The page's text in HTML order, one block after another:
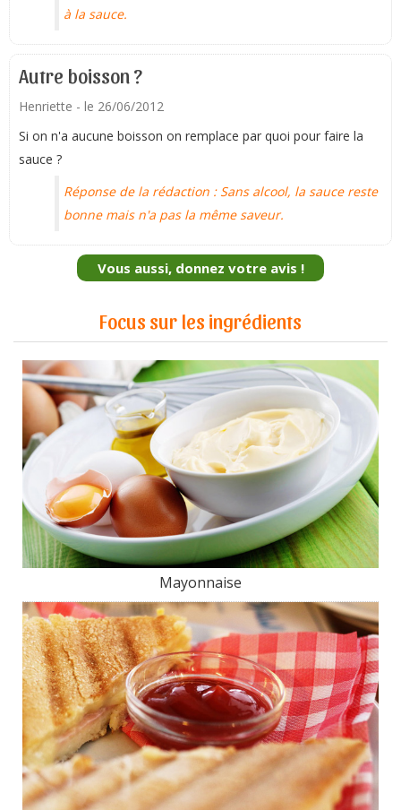
à la sauce.
Autre boisson ?
Henriette - le 26/06/2012
Si on n'a aucune boisson on remplace par quoi pour faire la
sauce ?
Réponse de la rédaction :Sans alcool, la sauce reste
bonne mais n'a pas la même saveur.
Vous aussi, donnez votre avis !
Focus sur les ingrédients
Mayonnaise